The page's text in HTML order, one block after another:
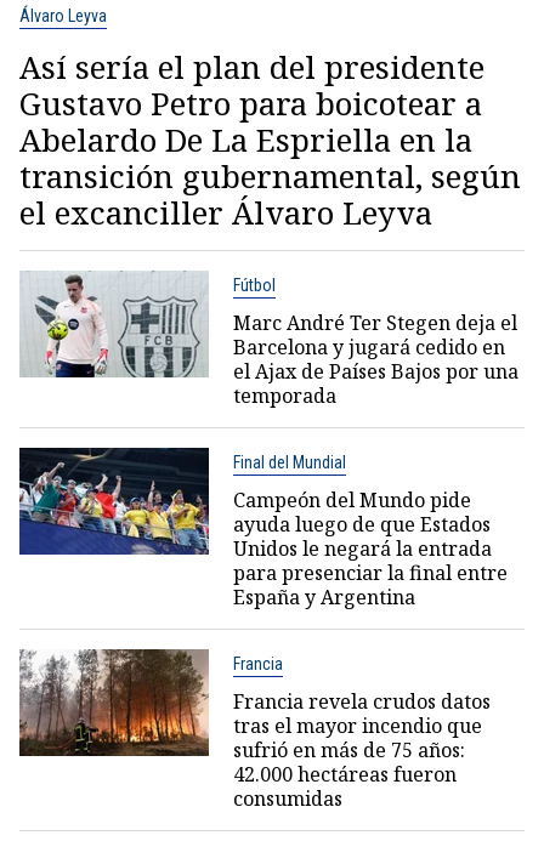
Álvaro Leyva
Así sería el plan del presidente
Gustavo Petro para boicotear a
Abelardo De La Espriella en la
transición gubernamental, según
el excanciller Álvaro Leyva
Fútbol
Marc André Ter Stegen deja el
Barcelona y jugará cedido en
el Ajax de Países Bajos por una
temporada
Final del Mundial
Campeón del Mundo pide
ayuda luego de que Estados
Unidos le negará la entrada
para presenciar la final entre
España y Argentina
Francia
Francia revela crudos datos
tras el mayor incendio que
sufrió en más de 75 años:
42.000 hectáreas fueron
consumidas